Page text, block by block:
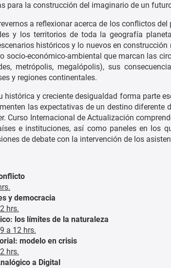
para la construcción del imaginario de un
a reflexionar acerca de los conflictos
y los territorios de toda la geografía
históricos y lo nuevos en
socio-económico-ambiental que marcan las
metrópolis, megalópolis), sus
y regiones continentales.
histórica y creciente desigualdad forma parte
las expectativas de un destino
Curso Internacional de Actualización
e instituciones, así como paneles en los
de debate con la intervención de los
y democracia
hrs.
los límites de la naturaleza
a 12 hrs.
modelo en crisis
hrs.
a Digital